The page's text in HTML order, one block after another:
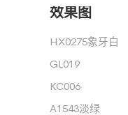
效果图
HX0275象牙白
GL019
KC006
A1543淡绿